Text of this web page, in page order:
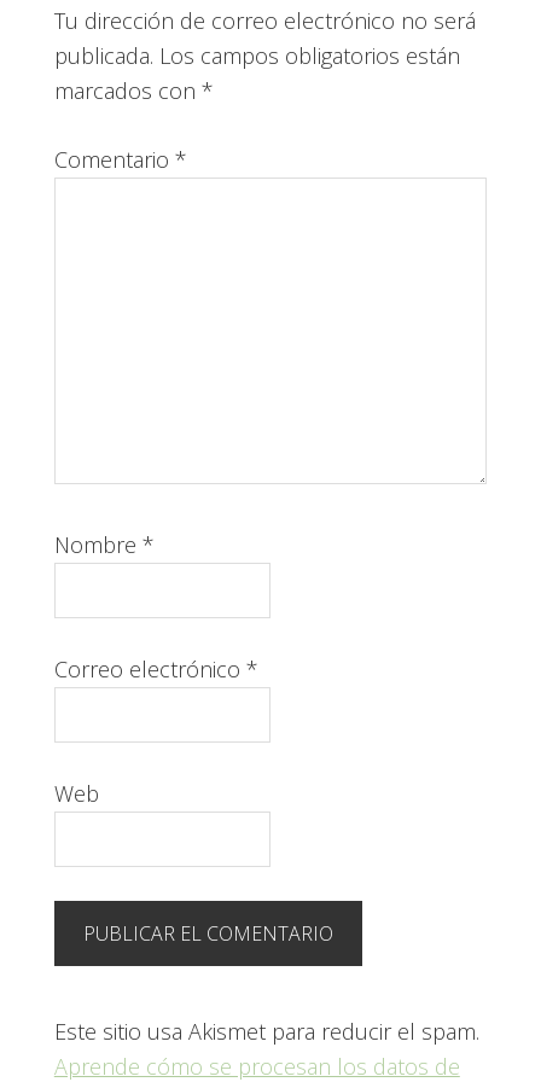
los
lectores
Tu dirección de correo electrónico no será
publicada. Los campos obligatorios están
marcados con *
Comentario *
Nombre *
Correo electrónico *
Web
Este sitio usa Akismet para reducir el spam.
Aprende cómo se procesan los datos de